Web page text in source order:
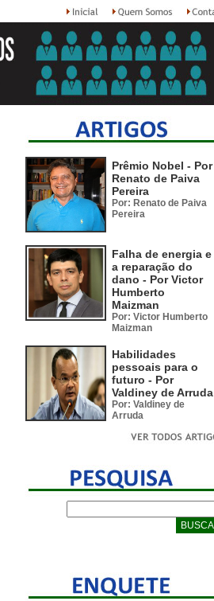
Prêmio Nobel - Por
Renato de Paiva
Pereira
Por: Renato de Paiva
Pereira
Falha de energia e
a reparação do
dano - Por Victor
Humberto
Maizman
Por: Victor Humberto
Maizman
Habilidades
pessoais para o
futuro - Por
Valdiney de Arruda
Por: Valdiney de
Arruda